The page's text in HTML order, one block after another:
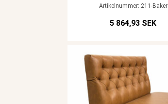
Artikelnummer: 211-Baker
5 864,93 SEK